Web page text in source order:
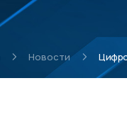
Новости